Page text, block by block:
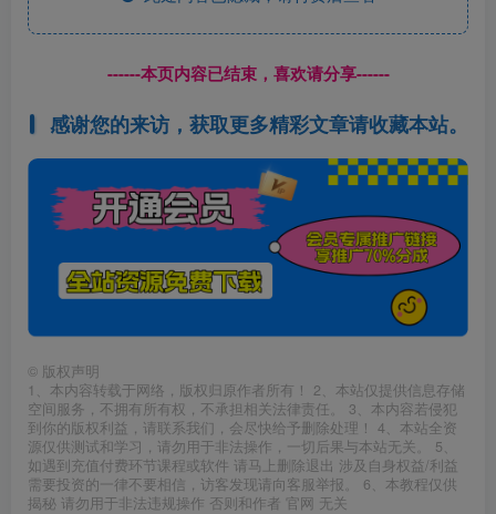
------本页内容已结束，喜欢请分享------
感谢您的来访，获取更多精彩文章请收藏本站。
© 版权声明
1、本内容转载于网络，版权归原作者所有！ 2、本站仅提供信息存储
空间服务，不拥有所有权，不承担相关法律责任。 3、本内容若侵犯
到你的版权利益，请联系我们，会尽快给予删除处理！ 4、本站全资
源仅供测试和学习，请勿用于非法操作，一切后果与本站无关。 5、
如遇到充值付费环节课程或软件 请马上删除退出 涉及自身权益/利益
需要投资的一律不要相信，访客发现请向客服举报。 6、本教程仅供
揭秘 请勿用于非法违规操作 否则和作者 官网 无关